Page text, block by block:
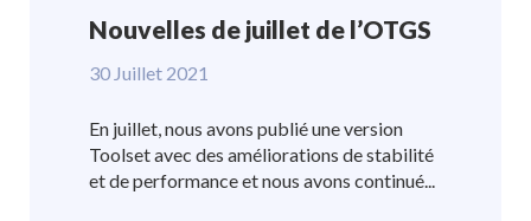
Nouvelles de juillet de l’OTGS
30 Juillet 2021
En juillet, nous avons publié une version
Toolset avec des améliorations de stabilité
et de performance et nous avons continué...